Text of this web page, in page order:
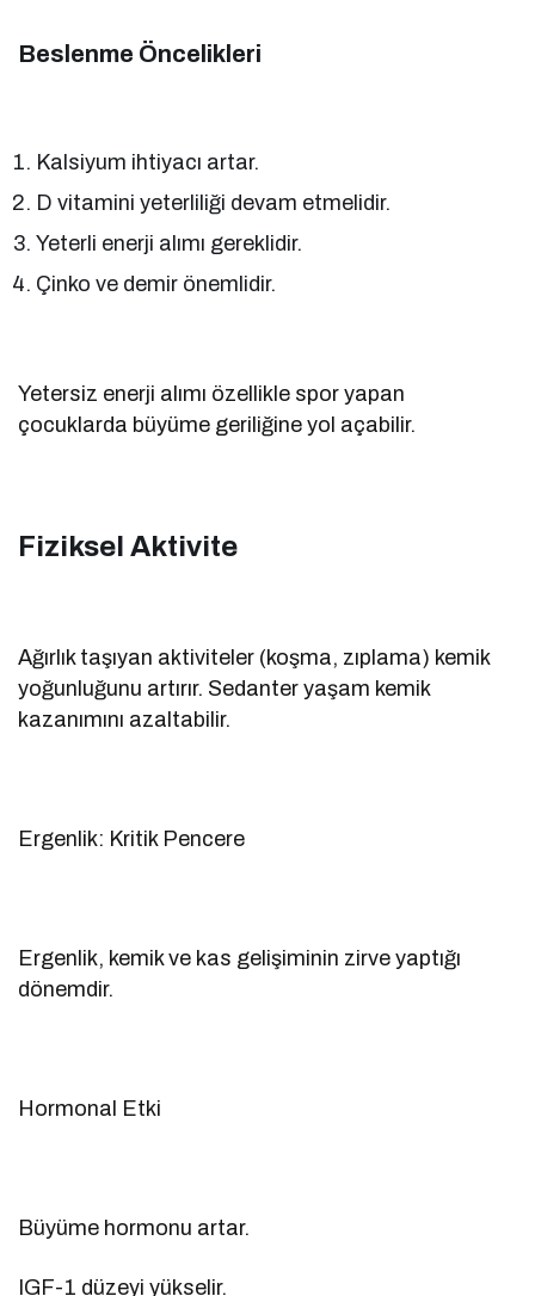
Beslenme Öncelikleri
Kalsiyum ihtiyacı artar.
D vitamini yeterliliği devam etmelidir.
Yeterli enerji alımı gereklidir.
Çinko ve demir önemlidir.
Yetersiz enerji alımı özellikle spor yapan
çocuklarda büyüme geriliğine yol açabilir.
Fiziksel Aktivite
Ağırlık taşıyan aktiviteler (koşma, zıplama) kemik
yoğunluğunu artırır. Sedanter yaşam kemik
kazanımını azaltabilir.
Ergenlik: Kritik Pencere
Ergenlik, kemik ve kas gelişiminin zirve yaptığı
dönemdir.
Hormonal Etki
Büyüme hormonu artar.
IGF-1 düzeyi yükselir.